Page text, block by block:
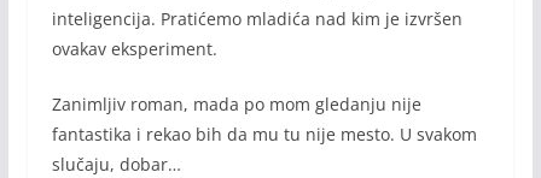
inteligencija. Pratićemo mladića nad kim je izvršen
ovakav eksperiment.
Zanimljiv roman, mada po mom gledanju nije
fantastika i rekao bih da mu tu nije mesto. U svakom
slučaju, dobar…